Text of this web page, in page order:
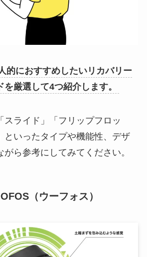
的におすすめしたいリカバリー
厳選して4つ紹介します。
スライド」「フリップフロッ
といったタイプや機能性、デザ
がら参考にしてみてください。
（ウーフォス）